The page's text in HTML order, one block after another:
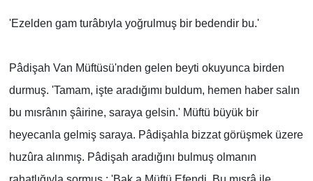
'Ezelden gam turâbıyla yoğrulmuş bir bedendir bu.'
Pâdişah Van Müftüsü'nden gelen beyti okuyunca birden
durmuş. 'Tamam, işte aradığımı buldum, hemen haber salın
bu mısrânın şâirine, saraya gelsin.' Müftü büyük bir
heyecanla gelmiş saraya. Pâdişahla bizzat görüşmek üzere
huzûra alınmış. Pâdişah aradığını bulmuş olmanın